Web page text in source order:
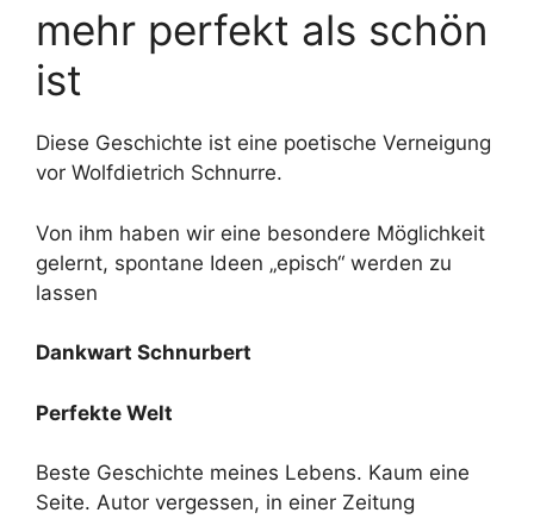
mehr perfekt als schön
ist
Diese Geschichte ist eine poetische Verneigung
vor Wolfdietrich Schnurre.
Von ihm haben wir eine besondere Möglichkeit
gelernt, spontane Ideen „episch“ werden zu
lassen
Dankwart Schnurbert
Perfekte Welt
Beste Geschichte meines Lebens. Kaum eine
Seite. Autor vergessen, in einer Zeitung